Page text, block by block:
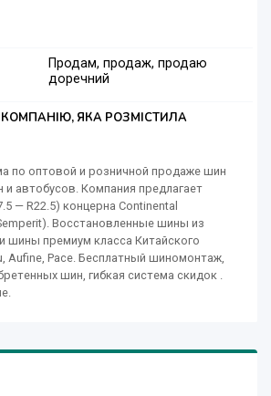
Продам, продаж, продаю
доречний
ЯКА РОЗМІСТИЛА
по оптовой и розничной продаже шин
автобусов. Компания предлагает
— R22.5) концерна Continental
Восстановленные шины из
шины премиум класса Китайского
Aufine, Pace. Бесплатный шиномонтаж,
шин, гибкая система скидок .